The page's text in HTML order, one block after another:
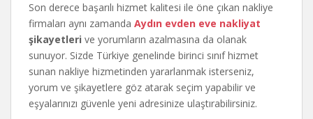
Son derece başarılı hizmet kalitesi ile öne çıkan nakliye
firmaları aynı zamanda Aydın evden eve nakliyat
şikayetleri ve yorumların azalmasına da olanak
sunuyor. Sizde Türkiye genelinde birinci sınıf hizmet
sunan nakliye hizmetinden yararlanmak isterseniz,
yorum ve şikayetlere göz atarak seçim yapabilir ve
eşyalarınızı güvenle yeni adresinize ulaştırabilirsiniz.